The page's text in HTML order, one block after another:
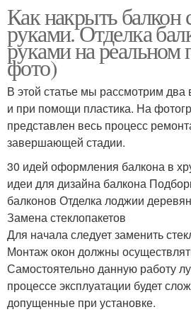
Как накрыть балкон
руками. Отделка
руками на реальном
фото)
В этой статье мы рассмотрим два
и при помощи пластика. На
представлен весь процесс
завершающей стадии.
30 идей оформления балкона в
идеи для дизайна балкона
балконов Отделка лоджии
Замена стеклопакетов
Для начала следует заменить
Монтаж окон должны
Самостоятельно данную работу
процессе эксплуатации будет
допущенные при установке.